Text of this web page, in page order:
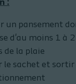
:
un pansement
d'au moins 1 à
de la plaie
le sachet et